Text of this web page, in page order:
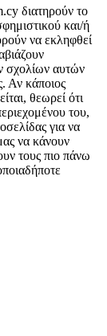
διατηρούν το
και/ή
να εκληφθεί
σχολίων αυτών
Αν κάποιος
θεωρεί ότι
του,
για να
να κάνουν
τους πιο πάνω